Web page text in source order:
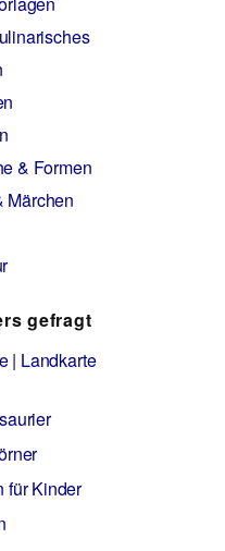
& Formen
Märchen
gefragt
| Landkarte
für Kinder